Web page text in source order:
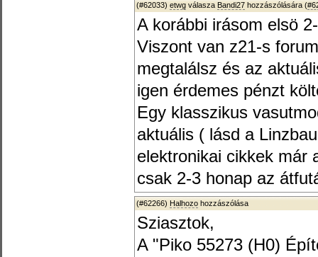
(#62033) etwg válasza Bandi27 hozzászólására (
A korábbi irásom elsö
Viszont van z21-s
megtalálsz és az
igen érdemes pénzt
Egy klasszikus
aktuális ( lásd a
elektronikai cikkek már
csak 2-3 honap az
(#62266) Halhozo hozzászólása
Sziasztok,
A "Piko 55273 (H0)